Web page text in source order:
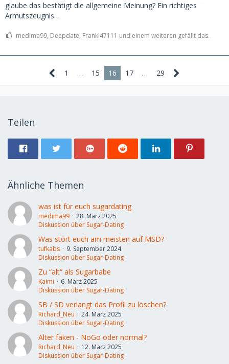
glaube das bestätigt die allgemeine Meinung? Ein richtiges
Armutszeugnis…
medima99, Deepdate, Franki47111 und einem weiteren gefällt das.
1 … 15 16 17 … 29
Teilen
Ähnliche Themen
was ist für euch sugardating
medima99
28. März 2025
Diskussion über Sugar-Dating
Was stört euch am meisten auf MSD?
tufkabs
9. September 2024
Diskussion über Sugar-Dating
Zu “alt“ als Sugarbabe
Kaimi
6. März 2025
Diskussion über Sugar-Dating
SB / SD verlangt das Profil zu löschen?
Richard_Neu
24. März 2025
Diskussion über Sugar-Dating
Alter faken - NoGo oder normal?
Richard_Neu
12. März 2025
Diskussion über Sugar-Dating